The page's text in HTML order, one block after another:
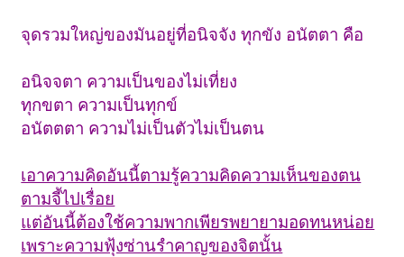
จุดรวมใหญ่ของมันอยู่ที่อนิจจัง ทุกขัง อนัตตา คือ
อนิจจตา ความเป็นของไม่เที่ยง
ทุกขตา ความเป็นทุกข์
อนัตตตา ความไม่เป็นตัวไม่เป็นตน
เอาความคิดอันนี้ตามรู้ความคิดความเห็นของตน
ตามจี้ไปเรื่อย
แต่อันนี้ต้องใช้ความพากเพียรพยายามอดทนหน่อย
เพราะความฟุ้งซ่านรำคาญของจิตนั้น